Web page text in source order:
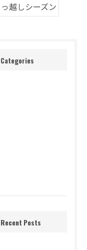
越しシーズン
Categories
Recent Posts